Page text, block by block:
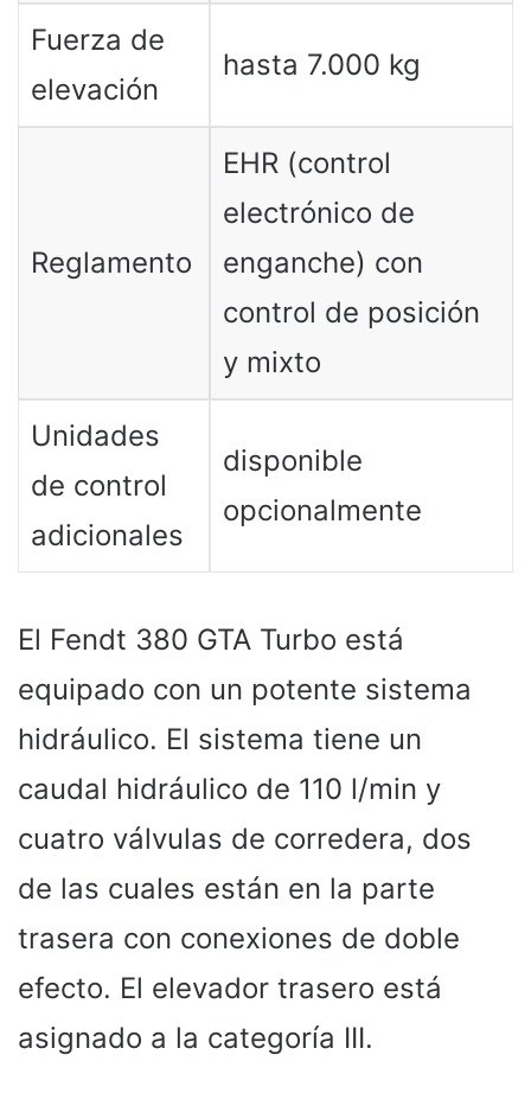
Fuerza de
elevación
hasta 7.000 kg
Reglamento
EHR (control
electrónico de
enganche) con
control de posición
y mixto
Unidades
de control
adicionales
disponible
opcionalmente
El Fendt 380 GTA Turbo está
equipado con un potente sistema
hidráulico. El sistema tiene un
caudal hidráulico de 110 l/min y
cuatro válvulas de corredera, dos
de las cuales están en la parte
trasera con conexiones de doble
efecto. El elevador trasero está
asignado a la categoría III.